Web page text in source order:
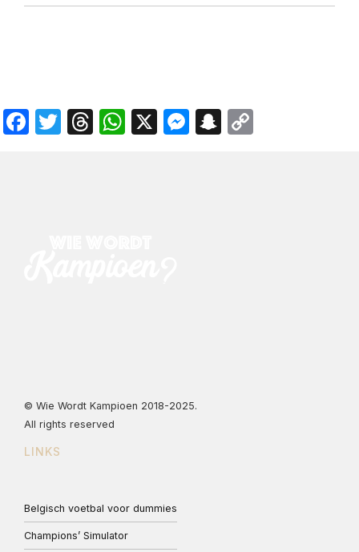
Facebook
Twitter
Threads
WhatsApp
X Messenger
Snapchat
© Wie Wordt Kampioen 2018-2025.
All rights reserved
LINKS
Belgisch voetbal voor dummies
Champions’ Simulator